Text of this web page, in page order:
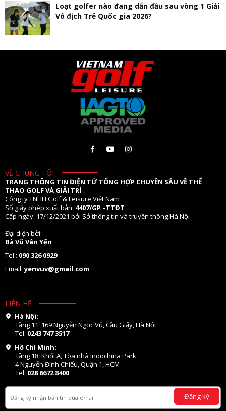
Loạt golfer nào đang dẫn đầu sau vòng 1 Giải
Vô địch Trẻ Quốc gia 2026?
VỀ CHÚNG TÔI
TRANG THÔNG TIN ĐIỆN TỬ TỔNG HỢP CHUYÊN SÂU VỀ THỂ
THAO GOLF VÀ GIẢI TRÍ
Công ty TNHH Golf & Leisure Việt Nam
Số giấy phép xuất bản: 4407/GP –TTĐT
Cấp ngày: 17/12/2021 bởi Sở thông tin và truyền thông Hà Nội
Đại diện bởi:
Bà Vũ Vân Yến
Tel.: 090 326 0929
Email:yenvuv@gmail.com
LIÊN HỆ
Hà Nội:
Tầng 11. 169 Nguyễn Ngọc Vũ, Cầu Giấy, Hà Nội
Tel: 0243 747 3517
Hồ Chí Minh:
Tầng 18, Khối A, Tòa nhà Indochina Park
4 Nguyễn Đình Chiểu, Quận 1, HCM
Tel: 028 6672 8400
Đăng ký